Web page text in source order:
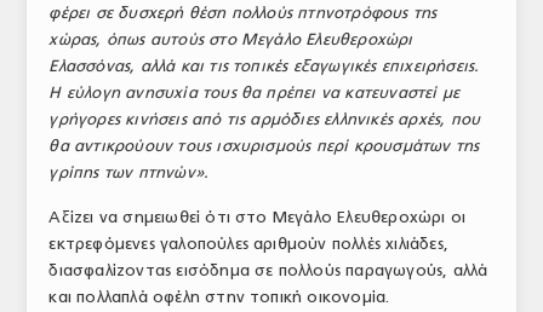
ΣΥΝΕΔΡΙΟ ΚΡΕΑΤΟΣ
φέρει σε δυσχερή θέση πολλούς πτηνοτρόφους της
χώρας, όπως αυτούς στο Μεγάλο Ελευθεροχώρι
Ελασσόνας, αλλά και τις τοπικές εξαγωγικές επιχειρήσεις.
Η εύλογη ανησυχία τους θα πρέπει να κατευναστεί με
γρήγορες κινήσεις από τις αρμόδιες ελληνικές αρχές, που
θα αντικρούουν τους ισχυρισμούς περί κρουσμάτων της
γρίπης των πτηνών».
Αξίζει να σημειωθεί ότι στο Μεγάλο Ελευθεροχώρι οι
εκτρεφόμενες γαλοπούλες αριθμούν πολλές χιλιάδες,
διασφαλίζοντας εισόδημα σε πολλούς παραγωγούς, αλλά
και πολλαπλά οφέλη στην τοπική οικονομία.